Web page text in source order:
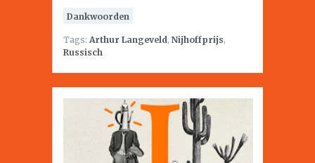
Dankwoorden
Tags: Arthur Langeveld, Nijhoffprijs,
Russisch